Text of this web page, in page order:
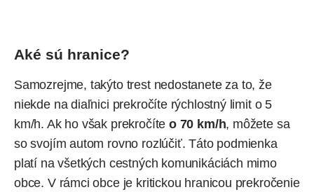
Aké sú hranice?
Samozrejme, takýto trest nedostanete za to, že
niekde na diaľnici prekročíte rýchlostný limit o 5
km/h. Ak ho však prekročíte o 70 km/h, môžete sa
so svojím autom rovno rozlúčiť. Táto podmienka
platí na všetkých cestných komunikáciách mimo
obce. V rámci obce je kritickou hranicou prekročenie